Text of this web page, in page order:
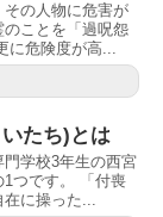
の人物に危害が
ことを「過呪怨
に危険度が高...
いたち)とは
学校3年生の西宮
つです。 「付喪
在に操った...